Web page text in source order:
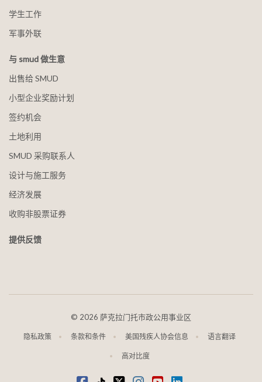
学生工作
军事外联
与 smud 做生意
出售给 SMUD
小型企业奖励计划
签约机会
土地利用
SMUD 采购联系人
设计与施工服务
经济发展
收购非股票证券
提供反馈
© 2026 萨克拉门托市政公用事业区
隐私政策 条款和条件 美国残疾人协会信息 语言翻译
高对比度